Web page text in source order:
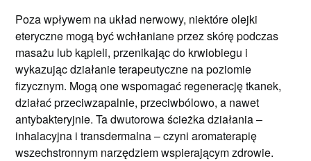
Poza wpływem na układ nerwowy, niektóre olejki
eteryczne mogą być wchłaniane przez skórę podczas
masażu lub kąpieli, przenikając do krwiobiegu i
wykazując działanie terapeutyczne na poziomie
fizycznym. Mogą one wspomagać regenerację tkanek,
działać przeciwzapalnie, przeciwbólowo, a nawet
antybakteryjnie. Ta dwutorowa ścieżka działania –
inhalacyjna i transdermalna – czyni aromaterapię
wszechstronnym narzędziem wspierającym zdrowie.